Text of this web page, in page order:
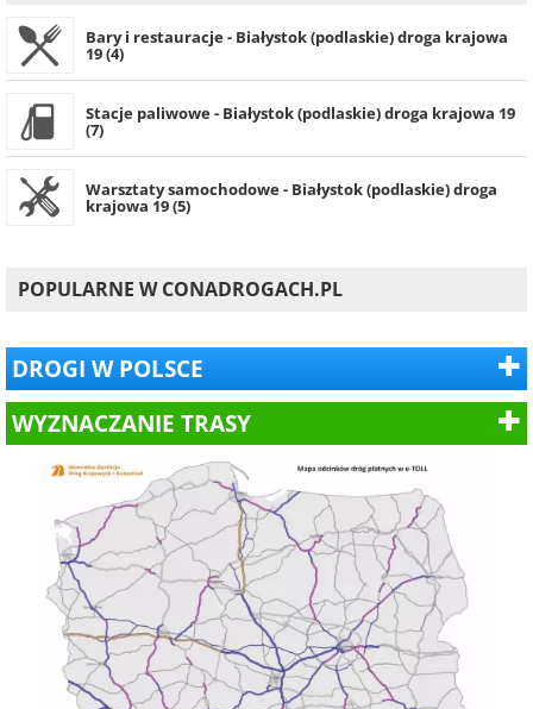
Bary i restauracje - Białystok (podlaskie) droga krajowa
19 (4)
Stacje paliwowe - Białystok (podlaskie) droga krajowa 19
(7)
Warsztaty samochodowe - Białystok (podlaskie) droga
krajowa 19 (5)
POPULARNE W CONADROGACH.PL
DROGI W POLSCE
WYZNACZANIE TRASY